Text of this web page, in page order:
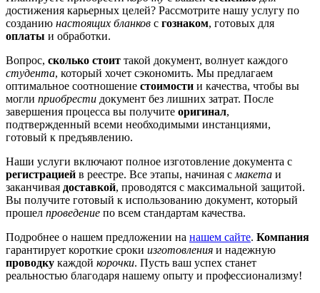
достижения карьерных целей? Рассмотрите нашу услугу по
созданию настоящих бланков с гознаком, готовых для
оплаты и обработки.
Вопрос, сколько стоит такой документ, волнует каждого
студента, который хочет сэкономить. Мы предлагаем
оптимальное соотношение стоимости и качества, чтобы вы
могли приобрести документ без лишних затрат. После
завершения процесса вы получите оригинал,
подтвержденный всеми необходимыми инстанциями,
готовый к предъявлению.
Наши услуги включают полное изготовление документа с
регистрацией в реестре. Все этапы, начиная с макета и
заканчивая доставкой, проводятся с максимальной защитой.
Вы получите готовый к использованию документ, который
прошел проведение по всем стандартам качества.
Подробнее о нашем предложении на нашем сайте. Компания
гарантирует короткие сроки изготовления и надежную
проводку каждой корочки. Пусть ваш успех станет
реальностью благодаря нашему опыту и профессионализму!